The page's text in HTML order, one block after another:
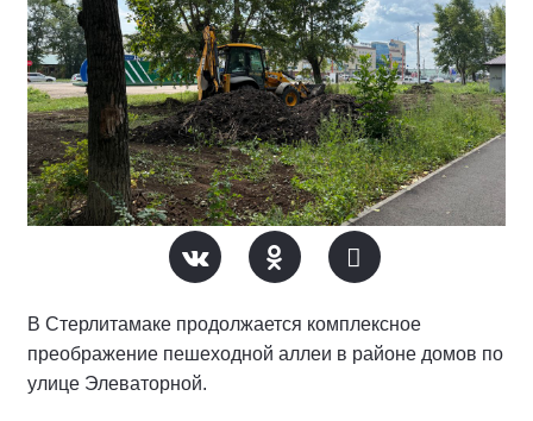
В Стерлитамаке продолжается комплексное
преображение пешеходной аллеи в районе домов по
улице Элеваторной.